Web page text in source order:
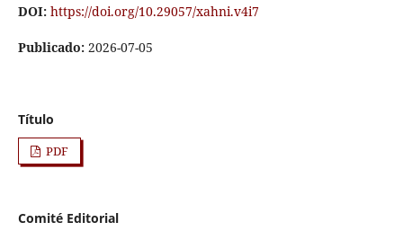
DOI: https://doi.org/10.29057/xahni.v4i7
Publicado: 2026-07-05
Título
PDF
Comité Editorial